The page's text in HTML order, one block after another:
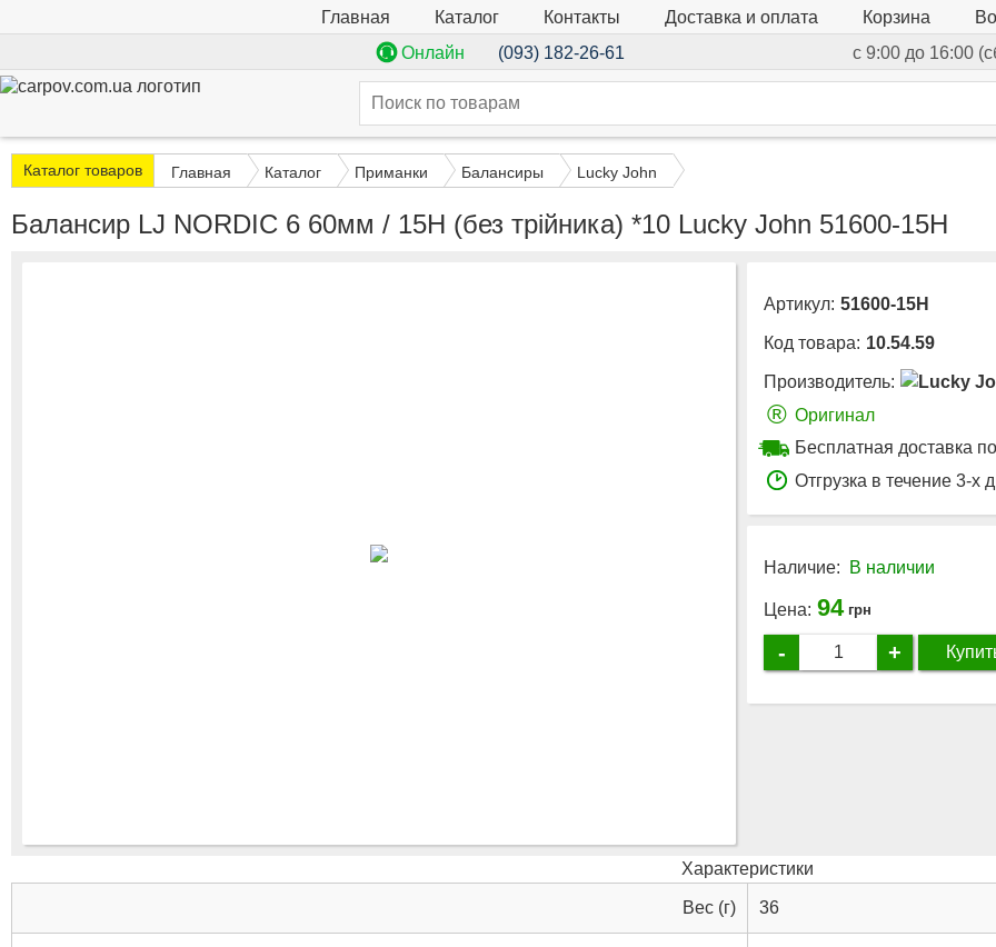
Главная Каталог Контакты Доставка и оплата Корзина
Онлайн
(093) 182-26-61 с 9:00 до 16:00
Каталог товаров Главная Каталог Приманки Балансиры Lucky John
Балансир LJ NORDIC 6 60мм / 15H (без трійника) *10 Lucky John 51600-15H
Артикул: 51600-15H
Код товара: 10.54.59
Производитель:
® Оригинал
Бесплатная доставка
Отгрузка в течение 3-х
Наличие: В наличии
Цена: 94 грн
- +
Характеристики
Вес (г) 36